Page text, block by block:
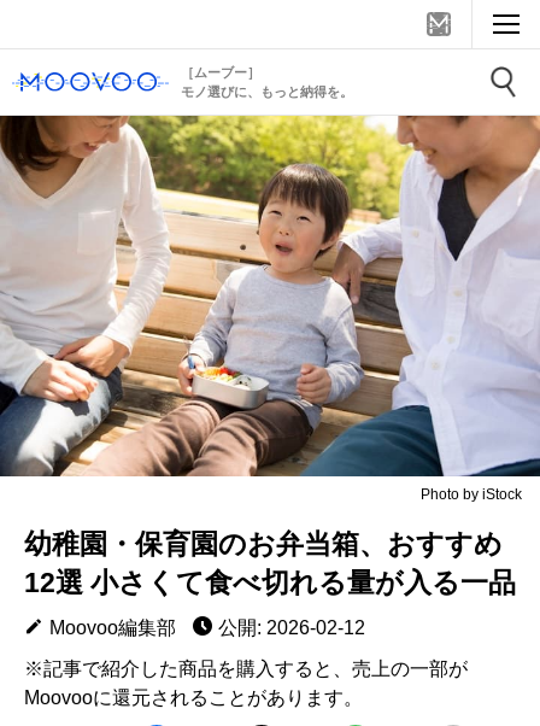
［ムーブー］
モノ選びに、もっと納得を。
Photo by iStock
幼稚園・保育園のお弁当箱、おすすめ
12選 小さくて食べ切れる量が入る一品
Moovoo編集部
公開: 2026-02-12
※記事で紹介した商品を購入すると、売上の一部が
Moovooに還元されることがあります。